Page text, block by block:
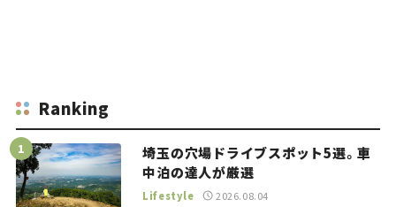
Ranking
埼玉の穴場ドライブスポット5選。車
中泊の達人が厳選
Lifestyle 2026.08.04